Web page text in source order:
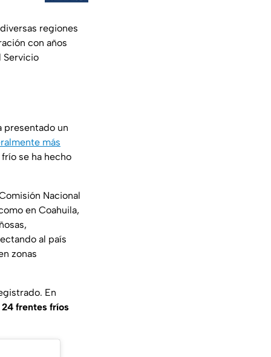
regiones
con años
Servicio
presentado un
más
se ha hecho
Nacional
en Coahuila,
al país
zonas
En
24 frentes fríos